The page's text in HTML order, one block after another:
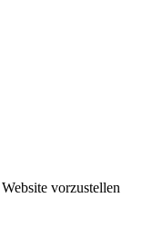
vorzustellen